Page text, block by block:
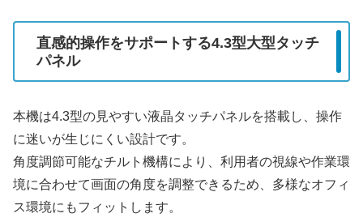
直感的操作をサポートする4.3型大型タッチ
パネル
本機は4.3型の見やすい液晶タッチパネルを搭載し、操作
に迷いが生じにくい設計です。
角度調節可能なチルト機構により、利用者の視線や作業環
境に合わせて画面の角度を調整できるため、多様なオフィ
ス環境にもフィットします。